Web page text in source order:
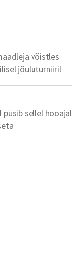
võistles
jõuluturniiril
püsib sellel hooajal